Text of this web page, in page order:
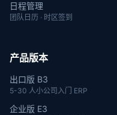
日程管理
团队日历 · 时区签到
产品版本
出口版 B3
5-30 人小公司入门 ERP
企业版 E3